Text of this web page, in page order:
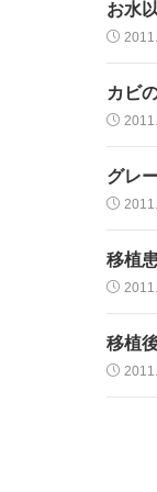
お水
カビ
グレ
移植
移植